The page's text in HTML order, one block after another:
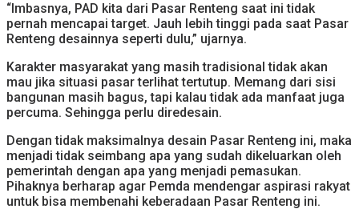
“Imbasnya, PAD kita dari Pasar Renteng saat ini tidak
pernah mencapai target. Jauh lebih tinggi pada saat Pasar
Renteng desainnya seperti dulu,” ujarnya.
Karakter masyarakat yang masih tradisional tidak akan
mau jika situasi pasar terlihat tertutup. Memang dari sisi
bangunan masih bagus, tapi kalau tidak ada manfaat juga
percuma. Sehingga perlu diredesain.
Dengan tidak maksimalnya desain Pasar Renteng ini, maka
menjadi tidak seimbang apa yang sudah dikeluarkan oleh
pemerintah dengan apa yang menjadi pemasukan.
Pihaknya berharap agar Pemda mendengar aspirasi rakyat
untuk bisa membenahi keberadaan Pasar Renteng ini.